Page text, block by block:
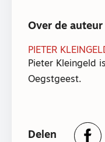
Over de auteur
PIETER
Pieter Kleingeld
Oegstgeest.
Delen